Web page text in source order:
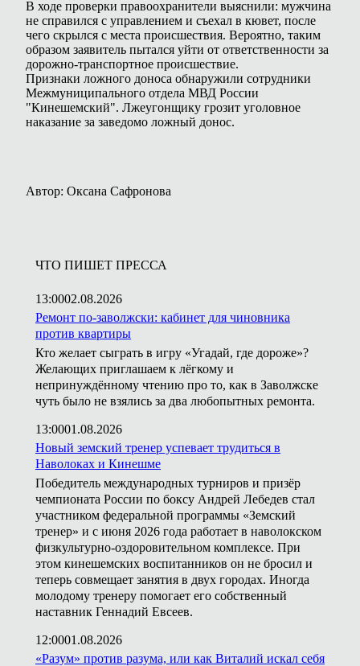
В ходе проверки правоохранители выяснили: мужчина
не справился с управлением и съехал в кювет, после
чего скрылся с места происшествия. Вероятно, таким
образом заявитель пытался уйти от ответственности за
дорожно-транспортное происшествие.
Признаки ложного доноса обнаружили сотрудники
Межмуниципального отдела МВД России
"Кинешемский". Лжеугонщику грозит уголовное
наказание за заведомо ложный донос.
Автор: Оксана Сафронова
ЧТО ПИШЕТ ПРЕССА
13:0002.08.2026
Ремонт по-заволжски: кабинет для чиновника
против квартиры
Кто желает сыграть в игру «Угадай, где дороже»?
Желающих приглашаем к лёгкому и
непринуждённому чтению про то, как в Заволжске
чуть было не взялись за два любопытных ремонта.
13:0001.08.2026
Новый земский тренер успевает трудиться в
Наволоках и Кинешме
Победитель международных турниров и призёр
чемпионата России по боксу Андрей Лебедев стал
участником федеральной программы «Земский
тренер» и с июня 2026 года работает в наволокском
физкультурно-оздоровительном комплексе. При
этом кинешемских воспитанников он не бросил и
теперь совмещает занятия в двух городах. Иногда
молодому тренеру помогает его собственный
наставник Геннадий Евсеев.
12:0001.08.2026
«Разум» против разума, или как Виталий искал себя